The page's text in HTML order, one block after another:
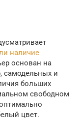
наличие
основан на
самодельных и
больших
свободном
цвет.